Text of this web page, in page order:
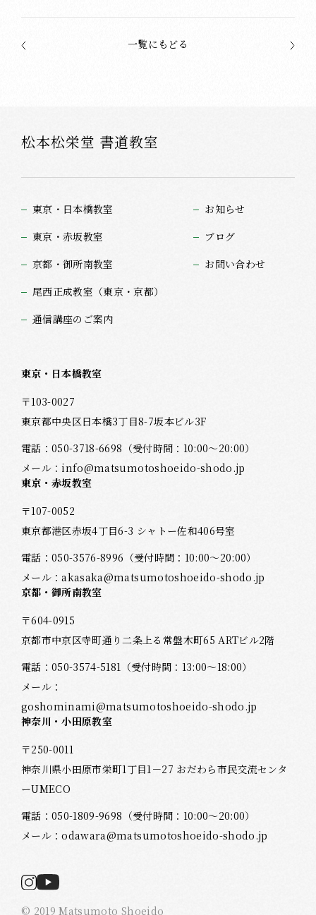
一覧にもどる
松本松栄堂 書道教室
東京・日本橋教室
東京・赤坂教室
京都・御所南教室
尾西正成教室（東京・京都）
通信講座のご案内
お知らせ
ブログ
お問い合わせ
東京・日本橋教室
〒103-0027
東京都中央区日本橋3丁目8-7坂本ビル3F
電話：050-3718-6698 （受付時間：10:00～20:00）
メール： info@matsumotoshoeido-shodo.jp
東京・赤坂教室
〒107-0052
東京都港区赤坂4丁目6-3 シャトー佐和406号室
電話：050-3576-8996 （受付時間：10:00～20:00）
メール：akasaka@matsumotoshoeido-shodo.jp
京都・御所南教室
〒604-0915
京都市中京区寺町通り二条上る常盤木町65 ARTビル2階
電話：050-3574-5181 （受付時間：13:00～18:00）
メール：
goshominami@matsumotoshoeido-shodo.jp
神奈川・小田原教室
〒250-0011
神奈川県小田原市栄町1丁目1－27 おだわら市民交流センタ
ーUMECO
電話：050-1809-9698 （受付時間：10:00～20:00）
メール：odawara@matsumotoshoeido-shodo.jp
© 2019 Matsumoto Shoeido